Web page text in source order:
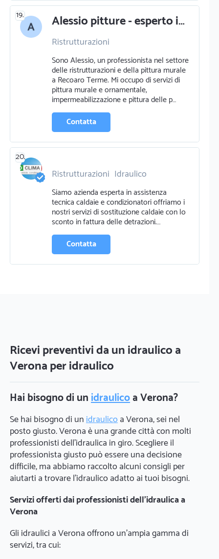
19. Alessio pitture - esperto in ristrutturazioni e pittura murale a recoaro terme
Ristrutturazioni
Pittura murale e ornamentale
Pittura pareti
Sono Alessio, un professionista nel settore
delle ristrutturazioni e della pittura murale
a Recoaro Terme. Mi occupo di servizi di
pittura murale e ornamentale,
impermeabilizzazione e pittura delle p…
Contatta
20.
Ristrutturazioni Idraulico
Riparazione elettrodomestici e tv
Servizi informatici e riparazioni
Siamo azienda esperta in assistenza
tecnica caldaie e condizionatori offriamo i
nostri servizi di sostituzione caldaie con lo
sconto in fattura delle detrazioni.…
Contatta
Ricevi preventivi da un idraulico a
Verona per idraulico
Hai bisogno di unidraulicoa Verona?
Se hai bisogno di unidraulicoa Verona, sei nel
posto giusto. Verona è una grande città con molti
professionisti dell'idraulica in giro. Scegliere il
professionista giusto può essere una decisione
difficile, ma abbiamo raccolto alcuni consigli per
aiutarti a trovare l'idraulico adatto ai tuoi bisogni.
Servizi offerti dai professionisti dell'idraulica a
Verona
Gli idraulici a Verona offrono un'ampia gamma di
servizi, tra cui: